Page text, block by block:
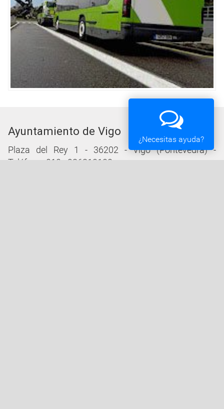
Ayuntamiento de Vigo
Plaza del Rey 1 - 36202 - Vigo (Pontevedra) -
Teléfono: 010 - 986810100
¿Necesitas ayuda?